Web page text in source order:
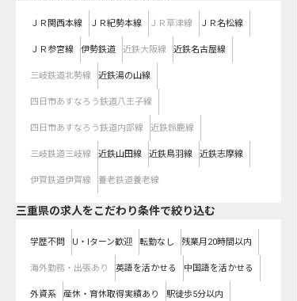
ＪＲ関西本線 ＪＲ紀勢本線 ＪＲ草津線 ＪＲ名松線
ＪＲ参宮線 伊勢鉄道 近鉄大阪線 近鉄名古屋線
三岐鉄道北勢線 近鉄湯の山線
四日市あすなろう鉄道八王子線
四日市あすなろう鉄道内部線 近鉄鈴鹿線
三岐鉄道三岐線 近鉄山田線 近鉄鳥羽線 近鉄志摩線
伊賀鉄道伊賀線 養老鉄道養老線
三重県の求人をこだわり条件で絞り込む
学歴不問 U・Iターン歓迎 転勤なし 残業月20時間以内
海外勤務・出張あり 英語を活かせる 中国語を活かせる
外資系 産休・育休取得実績あり 駅徒歩5分以内